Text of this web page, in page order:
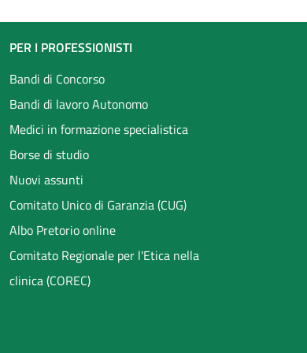
PER I PROFESSIONISTI
Bandi di Concorso
Bandi di lavoro Autonomo
Medici in formazione specialistica
Borse di studio
Nuovi assunti
Comitato Unico di Garanzia (CUG)
Albo Pretorio online
Comitato Regionale per l'Etica nella
clinica (COREC)